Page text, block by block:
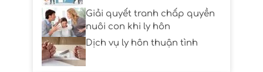
Giải quyết tranh chấp quyền
nuôi con khi ly hôn
Dịch vụ ly hôn thuận tình